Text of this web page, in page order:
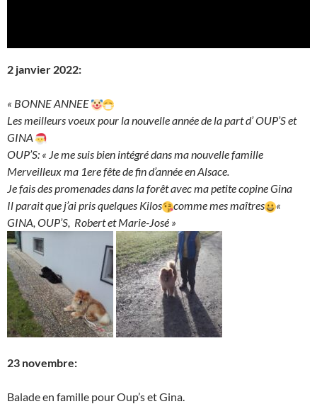
2 janvier 2022:
« BONNE ANNEE
Les meilleurs voeux pour la nouvelle année de la part d’ OUP’S et
GINA
OUP’S: « Je me suis bien intégré dans ma nouvelle famille
Merveilleux ma 1ere fête de fin d’année en Alsace.
Je fais des promenades dans la forêt avec ma petite copine Gina
Il parait que j’ai pris quelques Kilos
comme mes maîtres
«
GINA, OUP’S, Robert et Marie-José »
23 novembre:
Balade en famille pour Oup’s et Gina.